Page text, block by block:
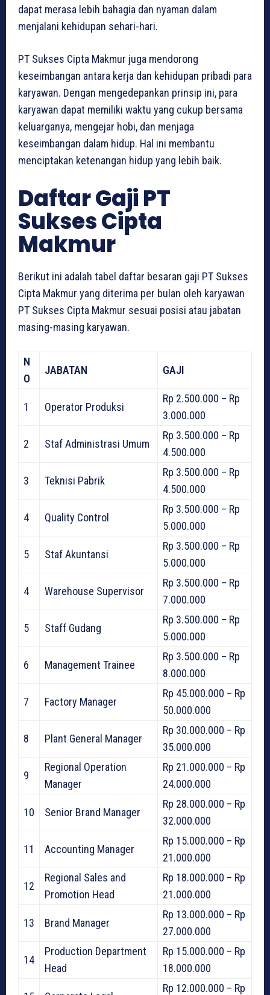
dapat merasa lebih bahagia dan nyaman dalam
menjalani kehidupan sehari-hari.
PT Sukses Cipta Makmur juga mendorong
keseimbangan antara kerja dan kehidupan pribadi para
karyawan. Dengan mengedepankan prinsip ini, para
karyawan dapat memiliki waktu yang cukup bersama
keluarganya, mengejar hobi, dan menjaga
keseimbangan dalam hidup. Hal ini membantu
menciptakan ketenangan hidup yang lebih baik.
Daftar Gaji PT
Sukses Cipta
Makmur
Berikut ini adalah tabel daftar besaran gaji PT Sukses
Cipta Makmur yang diterima per bulan oleh karyawan
PT Sukses Cipta Makmur sesuai posisi atau jabatan
masing-masing karyawan.
N
O
JABATAN GAJI
1 Operator Produksi
Rp 2.500.000 – Rp
3.000.000
2 Staf Administrasi Umum
Rp 3.500.000 – Rp
4.500.000
3 Teknisi Pabrik
Rp 3.500.000 – Rp
4.500.000
4 Quality Control
Rp 3.500.000 – Rp
5.000.000
5 Staf Akuntansi
Rp 3.500.000 – Rp
5.000.000
4 Warehouse Supervisor
Rp 3.500.000 – Rp
7.000.000
5 Staff Gudang
Rp 3.500.000 – Rp
5.000.000
6 Management Trainee
Rp 3.500.000 – Rp
8.000.000
7 Factory Manager
Rp 45.000.000 – Rp
50.000.000
8 Plant General Manager
Rp 30.000.000 – Rp
35.000.000
9
Regional Operation
Manager
Rp 21.000.000 – Rp
24.000.000
10 Senior Brand Manager
Rp 28.000.000 – Rp
32.000.000
11 Accounting Manager
Rp 15.000.000 – Rp
21.000.000
12
Regional Sales and
Promotion Head
Rp 18.000.000 – Rp
21.000.000
13 Brand Manager
Rp 13.000.000 – Rp
27.000.000
14
Production Department
Head
Rp 15.000.000 – Rp
18.000.000
Rp 12.000.000 – Rp